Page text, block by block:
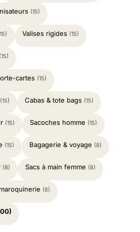
(15)
Valises rigides (15)
(15)
cartes (15)
(15) Cabas & tote bags (15)
(15) Sacoches homme (15)
(15) Bagagerie & voyage (8)
(8) Sacs à main femme (8)
(8)